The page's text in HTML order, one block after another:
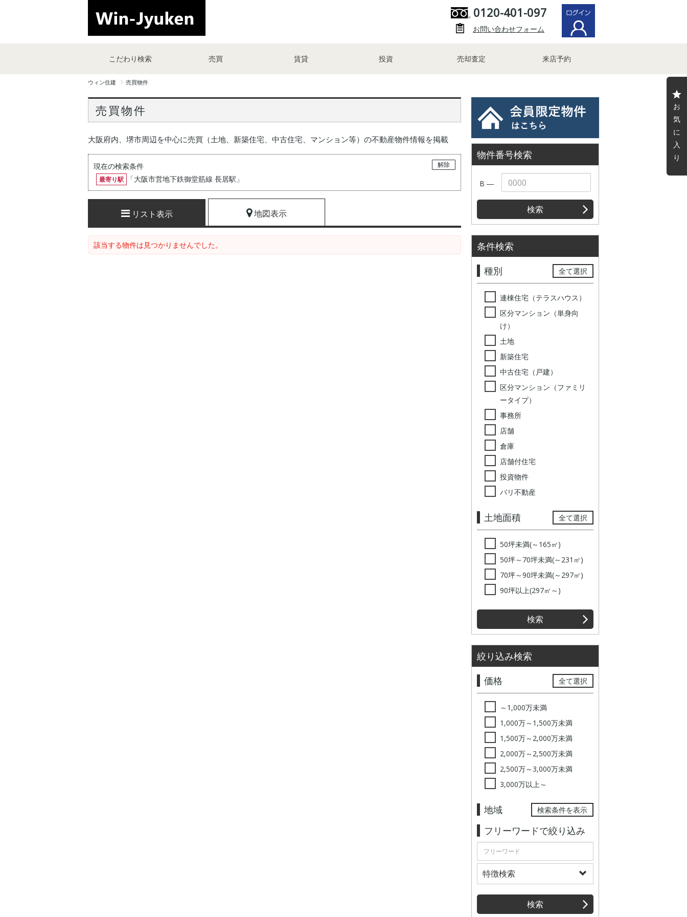
0120-401-097
お問い合わせフォーム
こだわり検索 売買 賃貸 投資 売却査定 来店予約
お
気
に
入
り
ウィン住建 売買物件
売買物件
大阪府内、堺市周辺を中心に売買（土地、新築住宅、中古住宅、マンション等）の不動産物件情報を掲載
現在の検索条件
解除
最寄り駅
「大阪市営地下鉄御堂筋線 長居駅 」
リスト表示 地図表示
該当する物件は見つかりませんでした。
物件番号検索
B ―
検索
条件検索
種別
全て選択
連棟住宅（テラスハウス）
区分マンション（単身向
け）
土地
新築住宅
中古住宅（戸建）
区分マンション（ファミリ
ータイプ）
事務所
店舗
倉庫
店舗付住宅
投資物件
バリ不動産
土地面積 全て選択
50坪未満(～165㎡)
50坪～70坪未満(～231㎡)
70坪～90坪未満(～297㎡)
90坪以上(297㎡～)
検索
絞り込み検索
価格
全て選択
～1,000万未満
1,000万～1,500万未満
1,500万～2,000万未満
2,000万～2,500万未満
2,500万～3,000万未満
3,000万以上～
地域 検索条件を表示
フリーワードで絞り込み
特徴検索
検索